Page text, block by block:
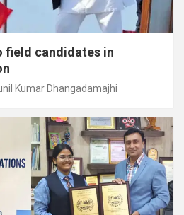
field candidates in
Kumar Dhangadamajhi